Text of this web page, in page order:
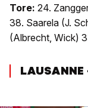
Tore: 24.
38. Saarela (J.
(Albrecht, Wick)